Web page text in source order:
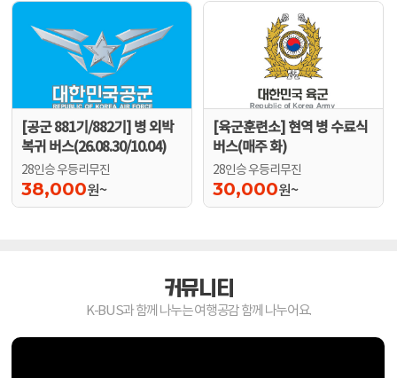
[공군 881기/882기] 병 외박
복귀 버스(26.08.30/10.04)
28인승 우등리무진
38,000원~
[육군훈련소] 현역 병 수료식
버스(매주 화)
28인승 우등리무진
30,000원~
커뮤니티
K-BUS과 함께 나누는 여행공감 함께 나누어요.